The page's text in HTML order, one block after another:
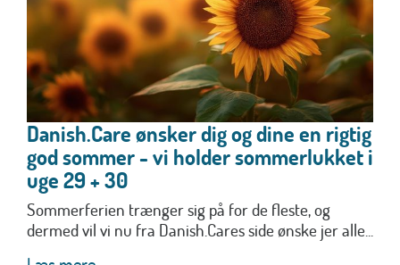
Danish.Care ønsker dig og dine en rigtig
god sommer - vi holder sommerlukket i
uge 29 + 30
Sommerferien trænger sig på for de fleste, og
dermed vil vi nu fra Danish.Cares side ønske jer alle...